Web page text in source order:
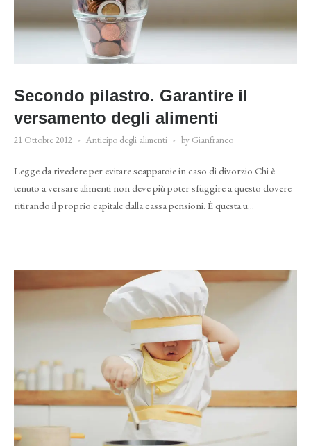
Secondo pilastro. Garantire il
versamento degli alimenti
21 Ottobre 2012 Anticipo degli alimenti by Gianfranco
Legge da rivedere per evitare scappatoie in caso di divorzio Chi è
tenuto a versare alimenti non deve più poter sfuggire a questo dovere
ritirando il proprio capitale dalla cassa pensioni. È questa u...